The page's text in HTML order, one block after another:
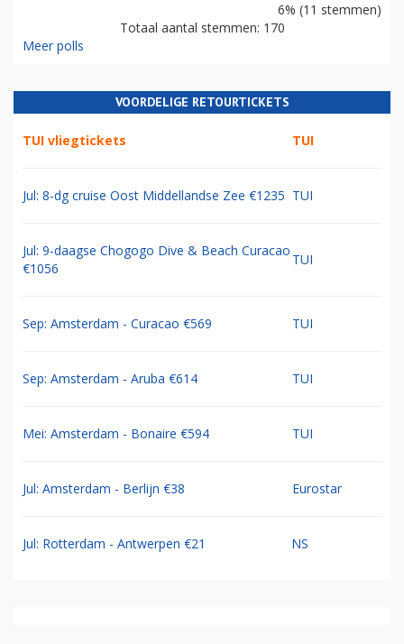
6% (11 stemmen)
Totaal aantal stemmen: 170
Meer polls
VOORDELIGE RETOURTICKETS
TUI vliegtickets TUI
Jul: 8-dg cruise Oost Middellandse Zee €1235 TUI
Jul: 9-daagse Chogogo Dive & Beach Curacao
€1056
TUI
Sep: Amsterdam - Curacao €569 TUI
Sep: Amsterdam - Aruba €614 TUI
Mei: Amsterdam - Bonaire €594 TUI
Jul: Amsterdam - Berlijn €38 Eurostar
Jul: Rotterdam - Antwerpen €21 NS